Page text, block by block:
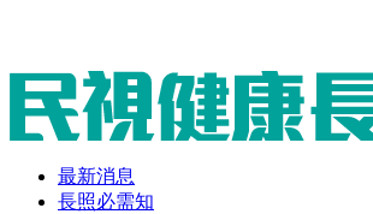
最新消息
長照必需知